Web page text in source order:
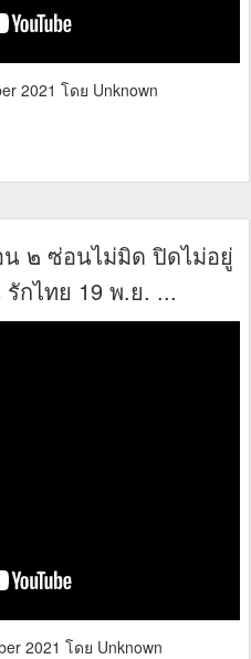
2021 โดย Unknown
น ๒ ซ่อนไม่มิด ปิดไม่อยู่
กไทย 19 พ.ย. ...
2021 โดย Unknown